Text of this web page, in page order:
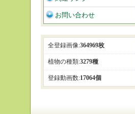
お問い合わせ
全登録画像:364969枚
植物の種類:3279種
登録動画数:17064個